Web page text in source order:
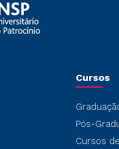
Cursos
Pós-
Cursos